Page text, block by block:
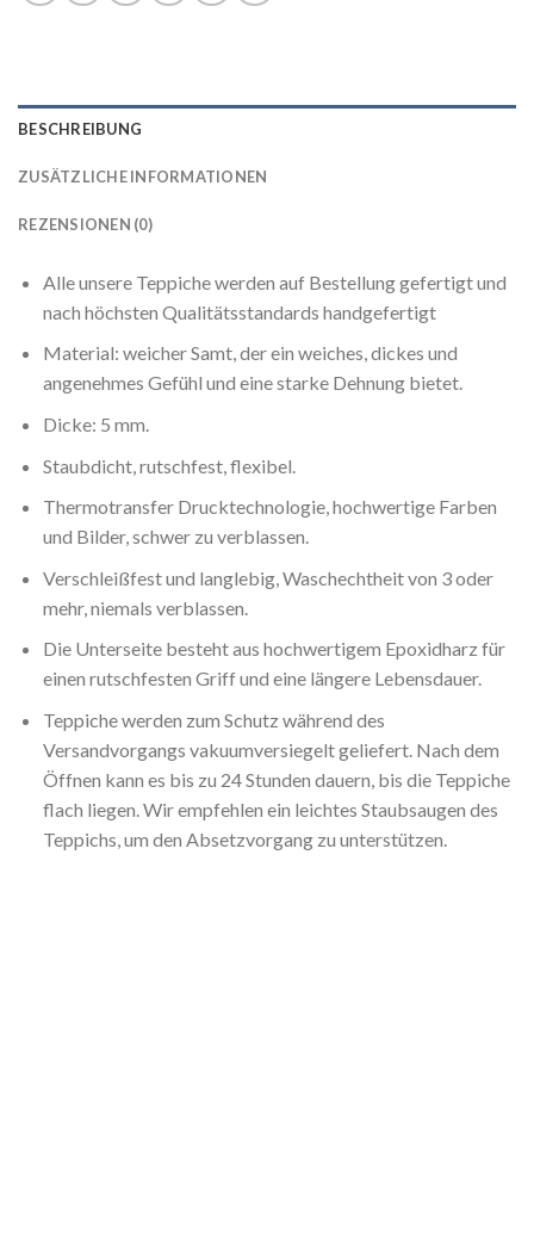
BESCHREIBUNG
ZUSÄTZLICHE INFORMATIONEN
REZENSIONEN (0)
Alle unsere Teppiche werden auf Bestellung gefertigt und
nach höchsten Qualitätsstandards handgefertigt
Material: weicher Samt, der ein weiches, dickes und
angenehmes Gefühl und eine starke Dehnung bietet.
Dicke: 5 mm.
Staubdicht, rutschfest, flexibel.
Thermotransfer Drucktechnologie, hochwertige Farben
und Bilder, schwer zu verblassen.
Verschleißfest und langlebig, Waschechtheit von 3 oder
mehr, niemals verblassen.
Die Unterseite besteht aus hochwertigem Epoxidharz für
einen rutschfesten Griff und eine längere Lebensdauer.
Teppiche werden zum Schutz während des
Versandvorgangs vakuumversiegelt geliefert. Nach dem
Öffnen kann es bis zu 24 Stunden dauern, bis die Teppiche
flach liegen. Wir empfehlen ein leichtes Staubsaugen des
Teppichs, um den Absetzvorgang zu unterstützen.